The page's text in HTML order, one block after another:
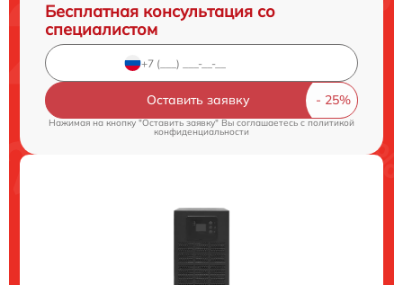
Бесплатная консультация со
специалистом
Оставить заявку
Нажимая на кнопку "Оставить заявку" Вы соглашаетесь c политикой
конфиденциальности